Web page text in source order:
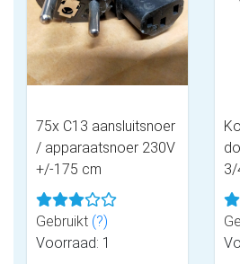
75x C13 aansluitsnoer
/ apparaatsnoer 230V
+/-175 cm
Gebruikt (?)
Voorraad: 1
3/